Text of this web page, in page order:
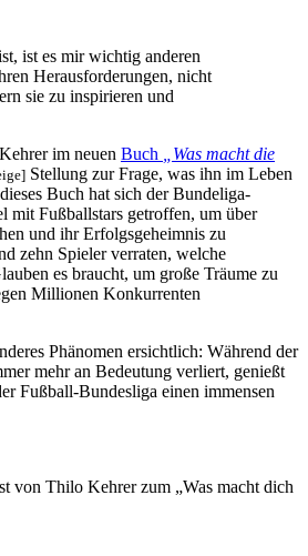
ist es mir wichtig anderen
Herausforderungen, nicht
sie zu inspirieren und
im neuen Buch
„Was macht die
Stellung zur Frage, was ihn im Leben
Buch hat sich der Bundeliga-
mit Fußballstars getroffen, um über
und ihr Erfolgsgeheimnis zu
zehn Spieler verraten, welche
es braucht, um große Träume zu
Millionen Konkurrenten
Phänomen ersichtlich: Während der
mehr an Bedeutung verliert, genießt
Fußball-Bundesliga einen immensen
von Thilo Kehrer zum „Was macht dich